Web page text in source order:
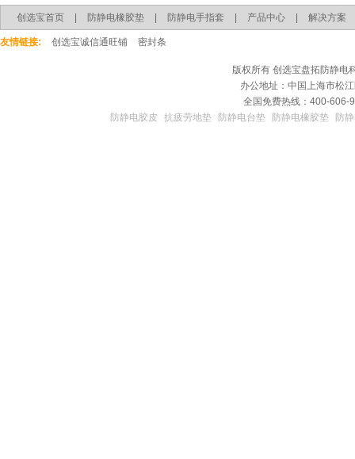
创选宝首页 防静电橡胶垫 防静电手指套 产品中心 解决方案
友情链接: 创选宝诚信通旺铺 密封条
版权所有 创选宝盘拓防静电
办公地址：中国上海市松
全国免费热线：400-606-
防静电胶皮
抗疲劳地垫 防静电台垫 防静电橡胶垫 防